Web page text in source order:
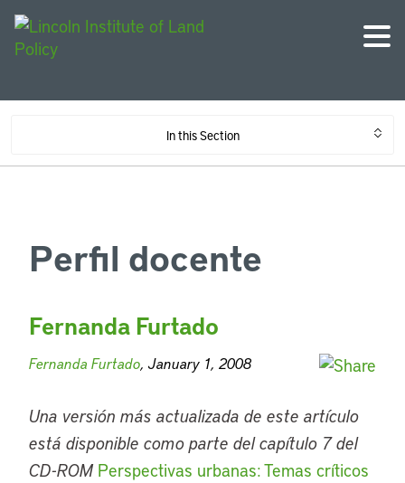
In this Section
Perfil docente
Fernanda Furtado
Fernanda Furtado, January 1, 2008
Una versión más actualizada de este artículo
está disponible como parte del capítulo 7 del
CD-ROM Perspectivas urbanas: Temas críticos